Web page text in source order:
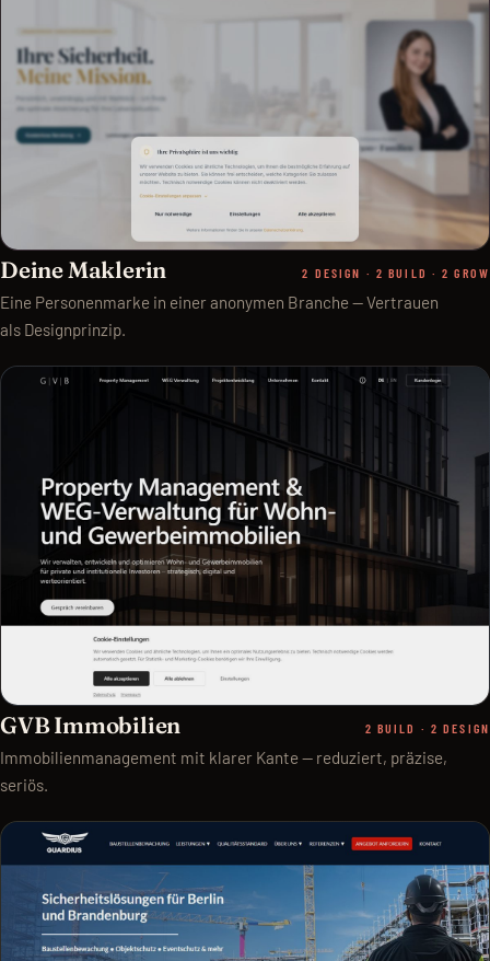
Deine Maklerin 2 DESIGN · 2 BUILD · 2 GROW
Eine Personenmarke in einer anonymen Branche — Vertrauen
als Designprinzip.
GVB Immobilien 2 BUILD · 2 DESIGN
Immobilienmanagement mit klarer Kante — reduziert, präzise,
seriös.